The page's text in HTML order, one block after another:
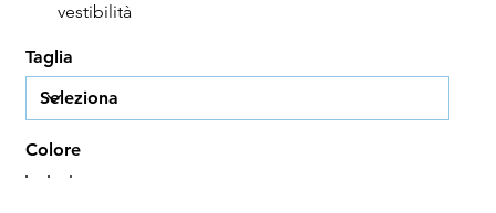
vestibilità
Taglia
Colore